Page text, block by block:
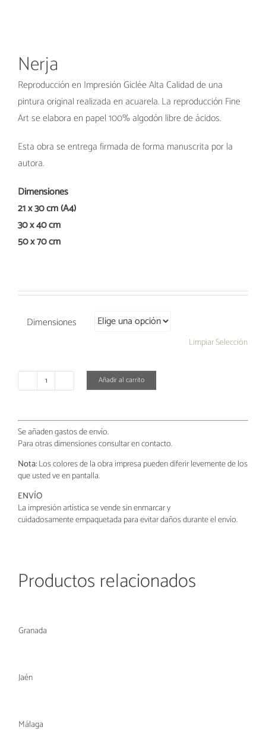
Nerja
Reproducción en Impresión Giclée Alta Calidad de una
pintura original realizada en acuarela. La reproducción Fine
Art se elabora en papel 100% algodón libre de ácidos.
Esta obra se entrega firmada de forma manuscrita por la
autora.
Dimensiones
21 x 30 cm (A4)
30 x 40 cm
50 x 70 cm
Dimensiones
Limpiar Selección
Nerja
Añadir al carrito
Se añaden gastos de envío.
Para otras dimensiones consultar en contacto.
Nota:Los colores de la obra impresa pueden diferir levemente de los
que usted ve en pantalla.
ENVÍO
La impresión artística se vende sin enmarcar y
cuidadosamenteempaquetada para evitar daños durante el envío.
Productos relacionados
Granada
Jaén
Málaga